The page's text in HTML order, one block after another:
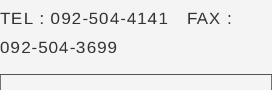
TEL : 092-504-4141 FAX :
092-504-3699